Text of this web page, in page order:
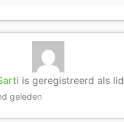
is geregistreerd als lid
geleden